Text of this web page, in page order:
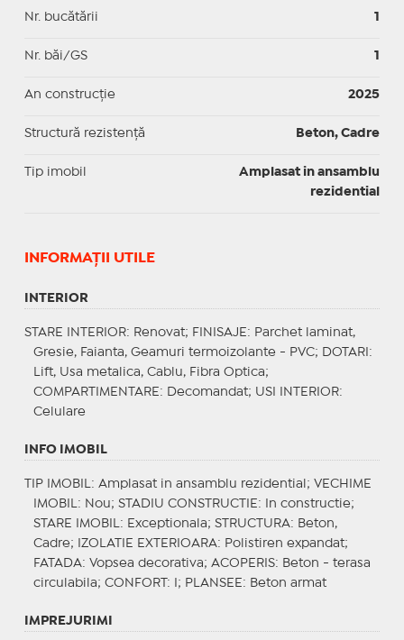
Nr. bucătării 1
Nr. băi/GS 1
An construcție 2025
Structură rezistență Beton, Cadre
Tip imobil
Amplasat in ansamblu
rezidential
INFORMAŢII UTILE
INTERIOR
STARE INTERIOR: Renovat; FINISAJE : Parchet laminat,
Gresie, Faianta, Geamuri termoizolante - PVC;
DOTARI :
Lift, Usa metalica, Cablu, Fibra Optica;
COMPARTIMENTARE : Decomandat; USI INTERIOR:
Celulare
INFO IMOBIL
TIP IMOBIL : Amplasat in ansamblu rezidential; VECHIME
IMOBIL : Nou; STADIU CONSTRUCTIE : In constructie;
STARE IMOBIL : Exceptionala; STRUCTURA: Beton,
Cadre;
IZOLATIE EXTERIOARA: Polistiren expandat;
FATADA: Vopsea decorativa; ACOPERIS: Beton - terasa
circulabila; CONFORT : I; PLANSEE : Beton armat
IMPREJURIMI